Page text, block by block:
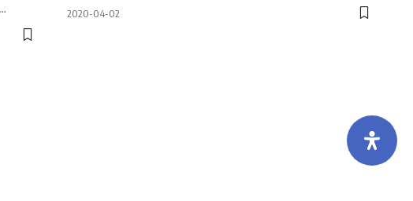
… 2020-04-02